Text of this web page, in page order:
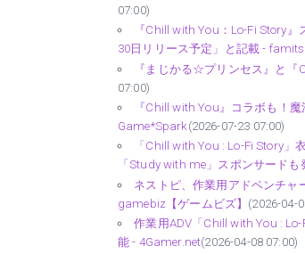
07:00)
『Chill with You：Lo-Fi Story
30日リリース予定」と記載 -
『まじかる☆プリンセス』と『
07:00)
『Chill with You』コラボも！
Game*Spark(2026-07-23 07:00)
「Chill with You : Lo-Fi Story
「Study with me」スポンサードも
ネストピ、作業用アドベンチャ
gamebiz【ゲームビズ】 (2026-04-
作業用ADV「Chill with You :
能 - 4Gamer.net(2026-04-08 07:00)